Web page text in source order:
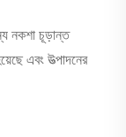
নকশা চূড়ান্ত
এবং উত্পাদনের